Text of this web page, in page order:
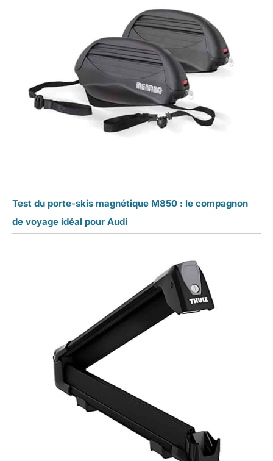
Test du porte-skis magnétique M850 : le compagnon
de voyage idéal pour Audi